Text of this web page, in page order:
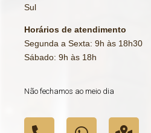
Sul
Horários de atendimento
Segunda a Sexta: 9h às 18h30
Sábado: 9h às 18h
Não fechamos ao meio dia